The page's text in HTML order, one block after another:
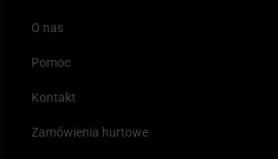
O nas
Pomoc
Kontakt
Zamówienia hurtowe